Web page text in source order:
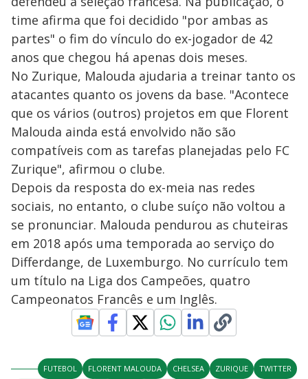
time afirma que foi decidido "por ambas as
partes" o fim do vínculo do ex-jogador de 42
anos que chegou há apenas dois meses.
No Zurique, Malouda ajudaria a treinar tanto os
atacantes quanto os jovens da base. "Acontece
que os vários (outros) projetos em que Florent
Malouda ainda está envolvido não são
compatíveis com as tarefas planejadas pelo FC
Zurique", afirmou o clube.
Depois da resposta do ex-meia nas redes
sociais, no entanto, o clube suíço não voltou a
se pronunciar. Malouda pendurou as chuteiras
em 2018 após uma temporada ao serviço do
Differdange, de Luxemburgo. No currículo tem
um título na Liga dos Campeões, quatro
Campeonatos Francês e um Inglês.
FUTEBOL FLORENT MALOUDA CHELSEA ZURIQUE
TWITTER